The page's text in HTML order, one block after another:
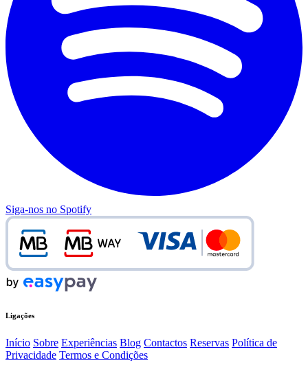
Siga-nos no Spotify
Ligações
Início Sobre Experiências Blog Contactos Reservas Política de
Privacidade Termos e Condições